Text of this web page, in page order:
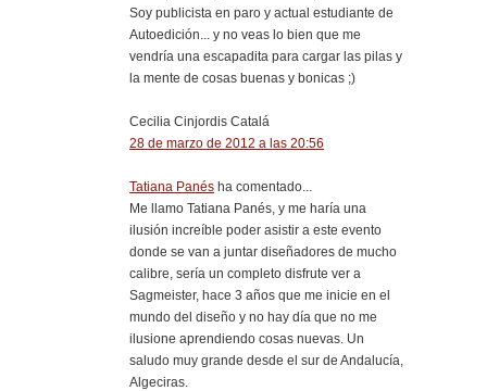
Soy publicista en paro y actual estudiante de
Autoedición... y no veas lo bien que me
vendría una escapadita para cargar las pilas y
la mente de cosas buenas y bonicas ;)
Cecilia Cinjordis Catalá
28 de marzo de 2012 a las 20:56
Tatiana Panés ha comentado...
Me llamo Tatiana Panés, y me haría una
ilusión increíble poder asistir a este evento
donde se van a juntar diseñadores de mucho
calibre, sería un completo disfrute ver a
Sagmeister, hace 3 años que me inicie en el
mundo del diseño y no hay día que no me
ilusione aprendiendo cosas nuevas. Un
saludo muy grande desde el sur de Andalucía,
Algeciras.